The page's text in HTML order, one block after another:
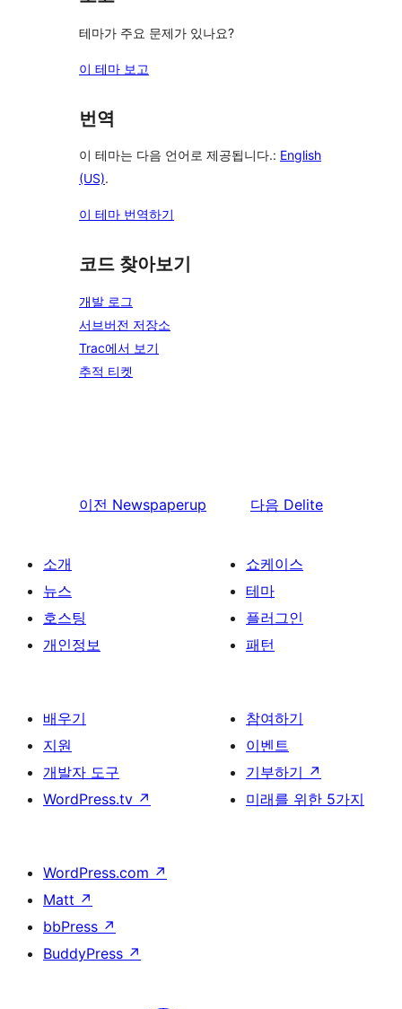
테마가 주요 문제가 있나요?
이 테마 보고
번역
이 테마는 다음 언어로 제공됩니다.: English
(US).
이 테마 번역하기
코드 찾아보기
개발 로그
서브버전 저장소
Trac에서 보기
추적 티켓
이전 Newspaperup 다음 Delite
소개
뉴스
호스팅
개인정보
쇼케이스
테마
플러그인
패턴
배우기
지원
개발자 도구
WordPress.tv ↗
참여하기
이벤트
기부하기 ↗
미래를 위한 5가지
WordPress.com ↗
Matt ↗
bbPress ↗
BuddyPress ↗